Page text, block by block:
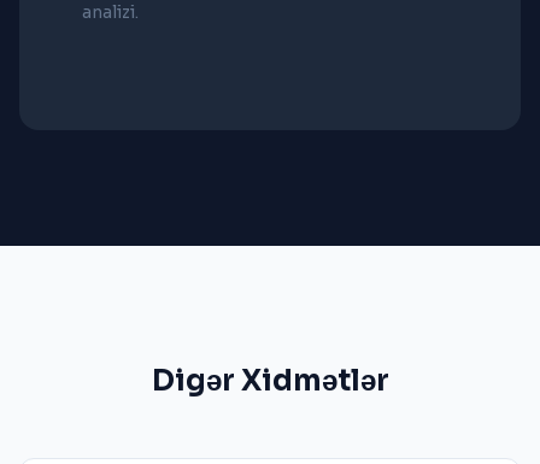
analizi.
Digər Xidmətlər